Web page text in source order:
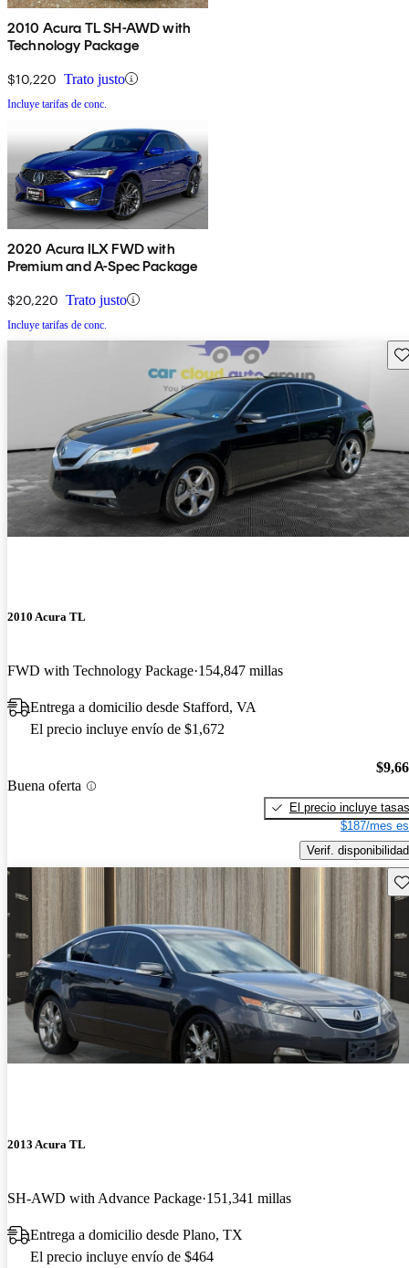
2010 Acura TL SH-AWD with
Technology Package
$10,220 Trato justo
Incluye tarifas de conc.
2020 Acura ILX FWD with
Premium and A-Spec Package
$20,220 Trato justo
Incluye tarifas de conc.
2010 Acura TL
FWD with Technology Package 154,847 millas
Entrega a domicilio desde Stafford, VA
El precio incluye envío de $1,672
Buena oferta
El precio incluye tasas
$187/mes
Verif. disponibilidad
2013 Acura TL
SH-AWD with Advance Package 151,341 millas
Entrega a domicilio desde Plano, TX
El precio incluye envío de $464